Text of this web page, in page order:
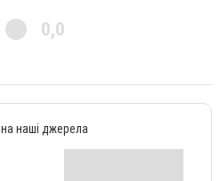
0,0
на наші джерела